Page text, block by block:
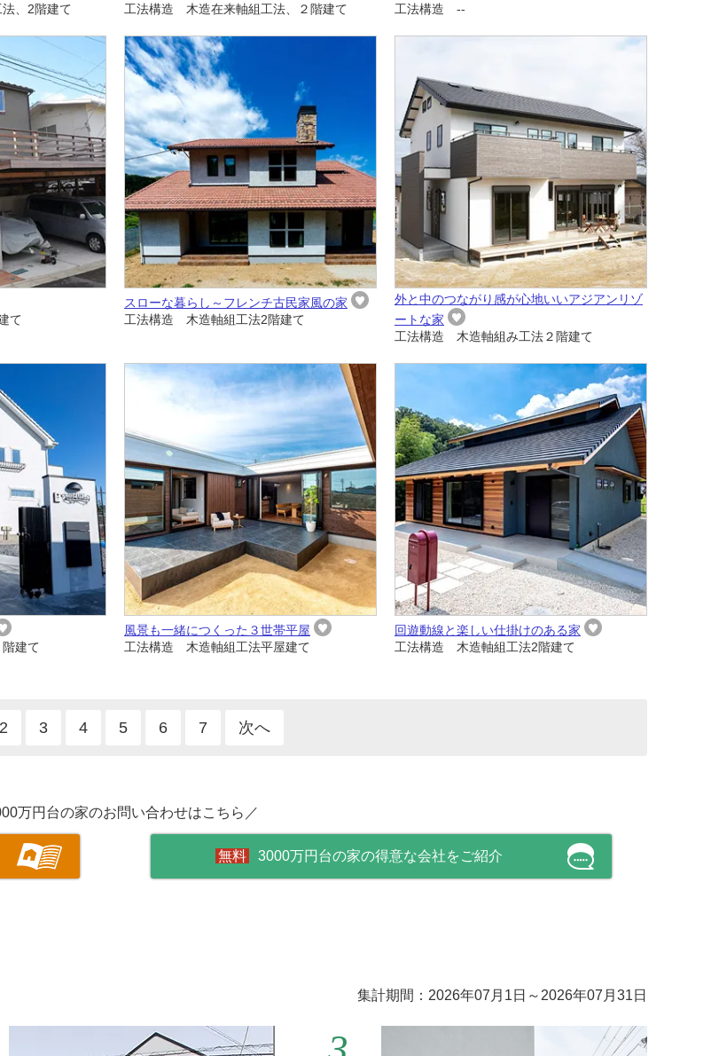
、2階建て
工法構造 木造在来軸組工法、２階建て
工法構造 --
て
スローな暮らし～フレンチ古民家風の家
工法構造 木造軸組工法2階建て
外と中のつながり感が心地いいアジアンリゾ
ートな家
工法構造 木造軸組み工法２階建て
建て
風景も一緒につくった３世帯平屋
工法構造 木造軸組工法平屋建て
回遊動線と楽しい仕掛けのある家
工法構造 木造軸組工法2階建て
2 3 4 5 6 7 次へ
万円台の家のお問い合わせはこちら／
3000万円台の家の得意な会社をご紹介
集計期間：2026年07月1日～2026年07月31日